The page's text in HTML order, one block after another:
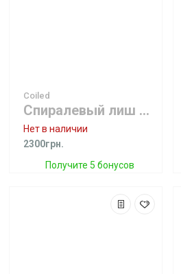
Coiled
Спиралевый лиш Mystic Kite Coiled Leash
Нет в наличии
2300грн.
Получите 5 бонусов